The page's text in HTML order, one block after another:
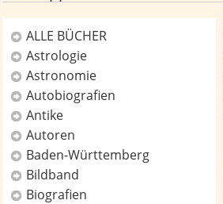
Kategorien
ALLE BÜCHER
Astrologie
Astronomie
Autobiografien
Antike
Autoren
Baden-Württemberg
Bildband
Biografien